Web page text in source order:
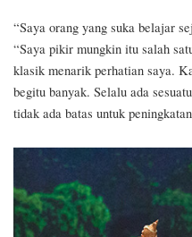
“Saya orang yang suka belajar
“Saya pikir mungkin itu salah
klasik menarik perhatian saya.
begitu banyak. Selalu ada
tidak ada batas untuk